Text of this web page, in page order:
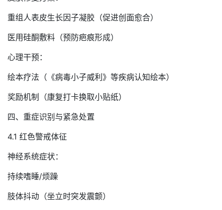
重组人表皮生长因子凝胶（促进创面愈合）
医用硅酮敷料（预防疤痕形成）
心理干预：
绘本疗法（《病毒小子威利》等疾病认知绘本）
奖励机制（康复打卡换取小贴纸）
四、重症识别与紧急处置
4.1 红色警戒体征
神经系统症状：
持续嗜睡/烦躁
肢体抖动（坐立时突发震颤）